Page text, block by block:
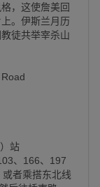
，这使詹美回
。伊斯兰月历
徒共举宰杀山
站
、166、197
者乘搭东北线